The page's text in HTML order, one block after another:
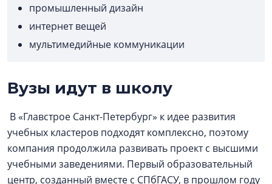
промышленный дизайн
интернет вещей
мультимедийные коммуникации
Вузы идут в школу
В «Главстрое Санкт-Петербург» к идее развития
учебных кластеров подходят комплексно, поэтому
компания продолжила развивать проект с высшими
учебными заведениями. Первый образовательный
центр, созданный вместе с СПбГАСУ, в прошлом году